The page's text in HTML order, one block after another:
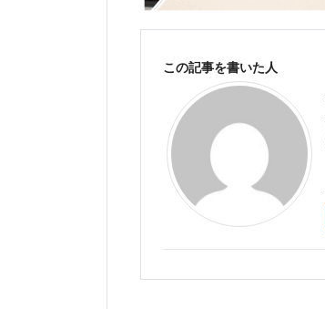
この記事を書いた人